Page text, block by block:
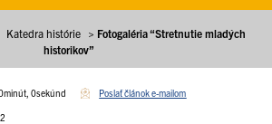
Katedra histórie > Fotogaléria “Stretnutie mladých
historikov”
0sekúnd Poslať článok e-mailom